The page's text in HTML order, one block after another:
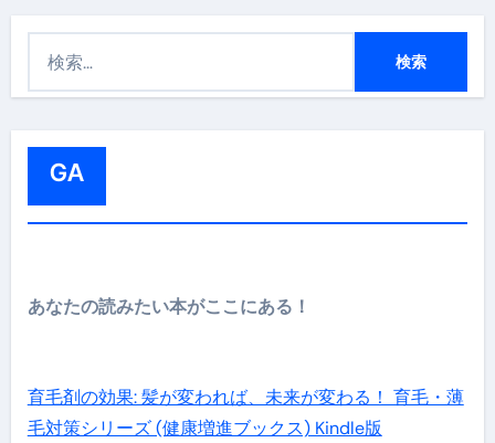
GA
あなたの読みたい本がここにある！
育毛剤の効果: 髪が変われば、未来が変わる！ 育毛・薄
毛対策シリーズ (健康増進ブックス) Kindle版